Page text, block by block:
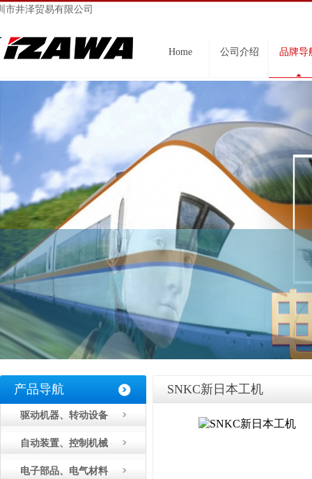
市井泽贸易有限公司
Home 公司介绍 品牌导
产品导航
驱动机器、转动设备
自动装置、控制机械
电子部品、电气材料
SNKC新日本工机